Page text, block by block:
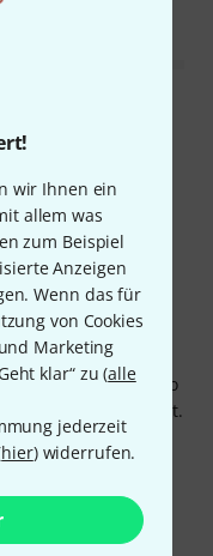
wir Ihnen ein
allem was
zum Beispiel
Anzeigen
Wenn das für
von Cookies
Marketing
klar“ zu (alle
jederzeit
hier) widerrufen.
habe. Er ist
keine Anleitung
umgehend ein Foto
sehr geholfen hat.
einer 5,5-Zoll-
montiert
angebracht ist
der Trommel, wo
muss.